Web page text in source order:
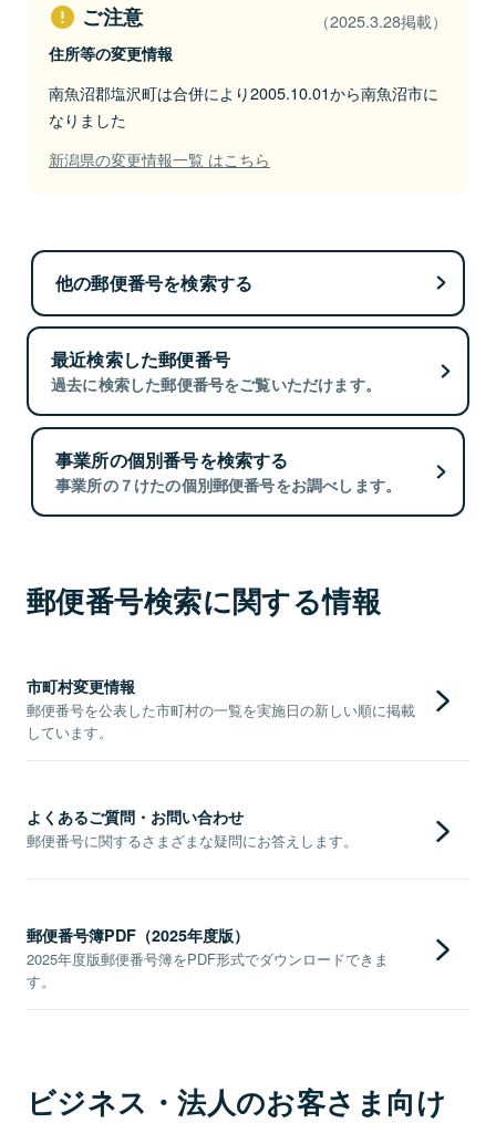
ご注意 （2025.3.28掲載）
住所等の変更情報
南魚沼郡塩沢町は合併により2005.10.01から南魚沼市に
なりました
新潟県の変更情報一覧 はこちら
他の郵便番号を検索する
最近検索した郵便番号
過去に検索した郵便番号をご覧いただけます。
事業所の個別番号を検索する
事業所の７けたの個別郵便番号をお調べします。
郵便番号検索に関する情報
市町村変更情報
郵便番号を公表した市町村の一覧を実施日の新しい順に掲載
しています。
よくあるご質問・お問い合わせ
郵便番号に関するさまざまな疑問にお答えします。
郵便番号簿PDF（2025年度版）
2025年度版郵便番号簿をPDF形式でダウンロードできま
す。
ビジネス・法人のお客さま向け